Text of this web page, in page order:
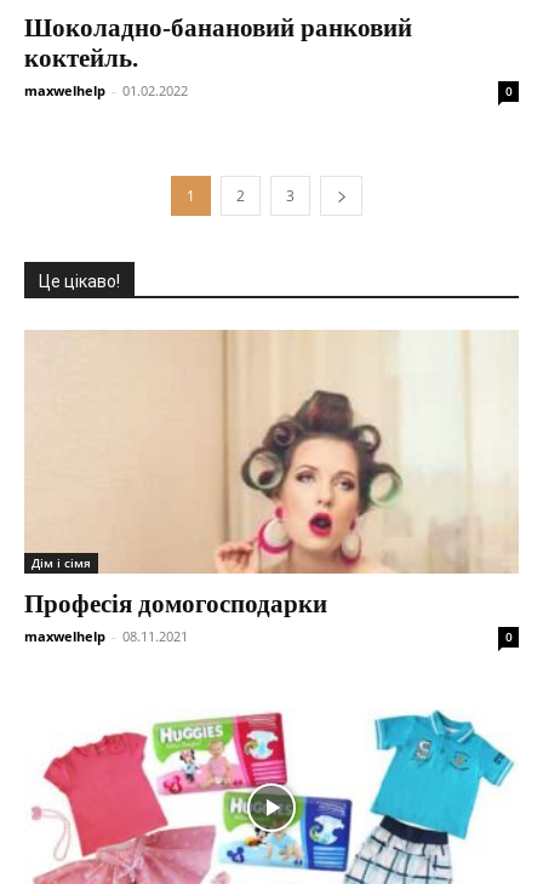
Шоколадно-банановий ранковий
коктейль.
maxwelhelp - 01.02.2022 0
1 2 3
Це цікаво!
Дім і сімя
Професія домогосподарки
maxwelhelp - 08.11.2021 0